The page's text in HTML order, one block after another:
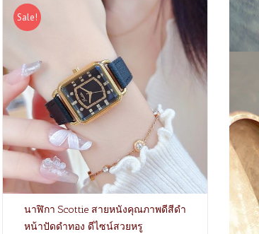
Sale!
นาฬิกา Scottie สายหนังคุณภาพดีสีดำ
หน้าปัดดำทอง ดีไซน์สวยหรู